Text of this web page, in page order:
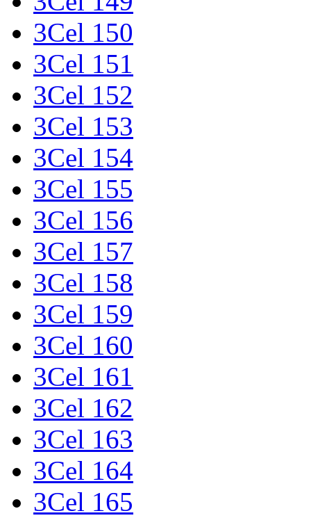
3Cel 150
3Cel 151
3Cel 152
3Cel 153
3Cel 154
3Cel 155
3Cel 156
3Cel 157
3Cel 158
3Cel 159
3Cel 160
3Cel 161
3Cel 162
3Cel 163
3Cel 164
3Cel 165